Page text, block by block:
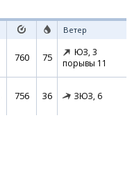
Ветер
760 75 ЮЗ, 3
порывы 11
756 36 ЗЮЗ, 6